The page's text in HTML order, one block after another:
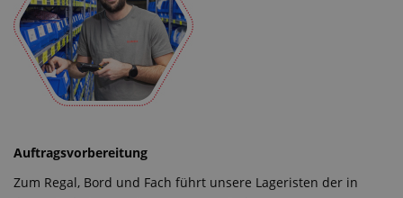
Auftragsvorbereitung
Zum Regal, Bord und Fach führt unsere Lageristen der in